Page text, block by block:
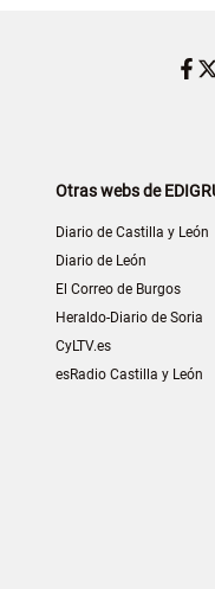
Otras webs de
Diario de Castilla y León
Diario de León
El Correo de Burgos
Heraldo-Diario de Soria
CyLTV.es
esRadio Castilla y León